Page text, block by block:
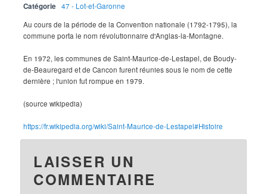
Catégorie
47 - Lot-et-Garonne
Au cours de la période de la Convention nationale (1792-1795), la
commune porta le nom révolutionnaire d'Anglas-la-Montagne.
En 1972, les communes de Saint-Maurice-de-Lestapel, de Boudy-
de-Beauregard et de Cancon furent réunies sous le nom de cette
dernière ; l'union fut rompue en 1979.
(source wikipedia)
https://fr.wikipedia.org/wiki/Saint-Maurice-de-Lestapel#Histoire
LAISSER UN
COMMENTAIRE